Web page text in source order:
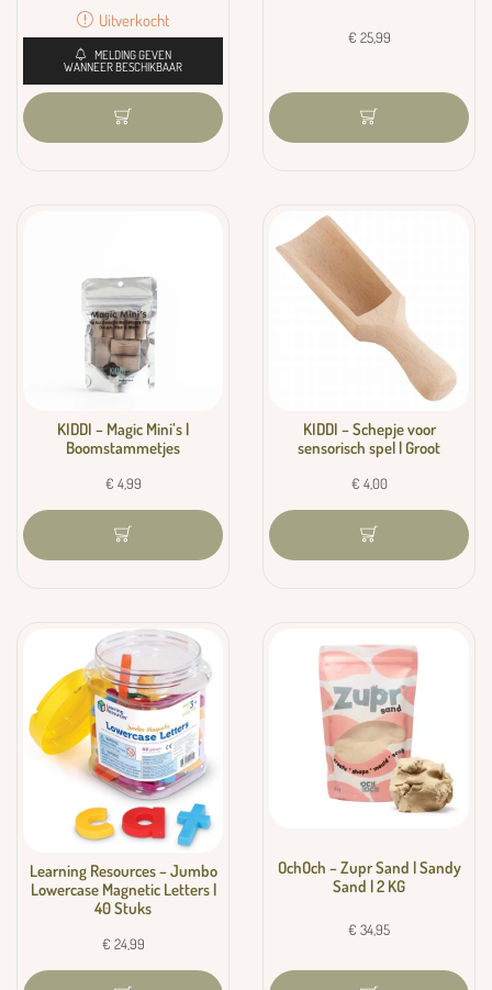
Uitverkocht
MELDING GEVEN
WANNEER BESCHIKBAAR
€ 25,99
KIDDI – Magic Mini’s |
Boomstammetjes
€ 4,99
KIDDI – Schepje voor
sensorisch spel | Groot
€ 4,00
Learning Resources – Jumbo
Lowercase Magnetic Letters |
40 Stuks
€ 24,99
OchOch – Zupr Sand | Sandy
Sand | 2 KG
€ 34,95